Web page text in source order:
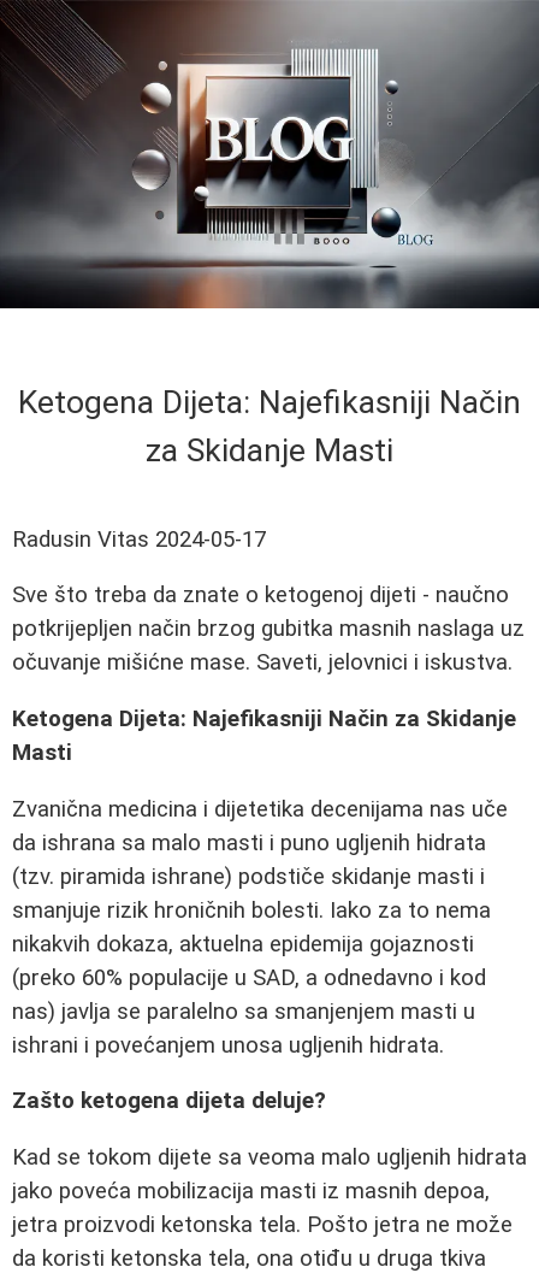
Ketogena Dijeta: Najefikasniji Način
za Skidanje Masti
Radusin Vitas 2024-05-17
Sve što treba da znate o ketogenoj dijeti - naučno
potkrijepljen način brzog gubitka masnih naslaga uz
očuvanje mišićne mase. Saveti, jelovnici i iskustva.
Ketogena Dijeta: Najefikasniji Način za Skidanje
Masti
Zvanična medicina i dijetetika decenijama nas uče
da ishrana sa malo masti i puno ugljenih hidrata
(tzv. piramida ishrane) podstiče skidanje masti i
smanjuje rizik hroničnih bolesti. Iako za to nema
nikakvih dokaza, aktuelna epidemija gojaznosti
(preko 60% populacije u SAD, a odnedavno i kod
nas) javlja se paralelno sa smanjenjem masti u
ishrani i povećanjem unosa ugljenih hidrata.
Zašto ketogena dijeta deluje?
Kad se tokom dijete sa veoma malo ugljenih hidrata
jako poveća mobilizacija masti iz masnih depoa,
jetra proizvodi ketonska tela. Pošto jetra ne može
da koristi ketonska tela, ona otiđu u druga tkiva